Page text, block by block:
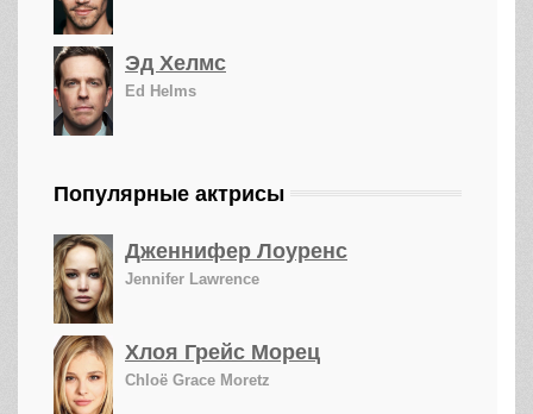
Эд Хелмс
Ed Helms
Популярные актрисы
Дженнифер Лоуренс
Jennifer Lawrence
Хлоя Грейс Морец
Chloë Grace Moretz